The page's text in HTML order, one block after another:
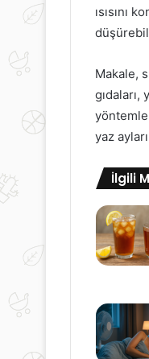
ısısını
Makale,
yaz
İlgili